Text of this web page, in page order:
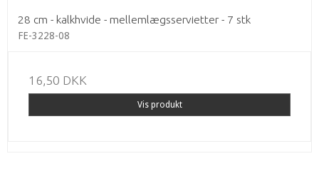
28 cm - kalkhvide - mellemlægsservietter - 7 stk
FE-3228-08
16,50 DKK
Vis produkt